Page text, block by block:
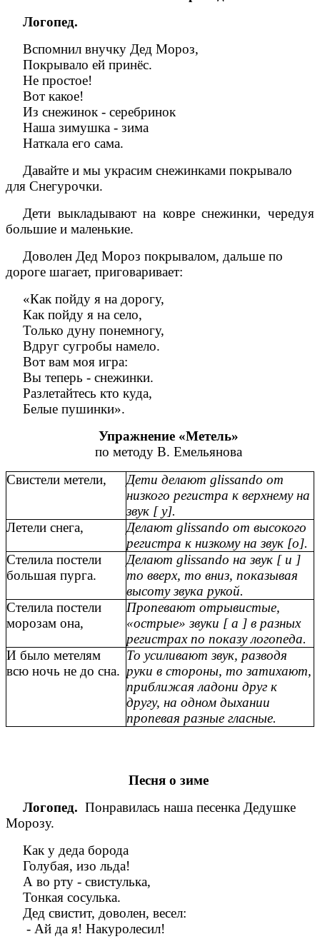
Логопед.
Вспомнил внучку Дед Мороз,
Покрывало ей принёс.
Не простое!
Вот какое!
Из снежинок - серебринок
Наша зимушка - зима
Наткала его сама.
Давайте и мы украсим снежинками покрывало
для Снегурочки.
Дети выкладывают на ковре снежинки, чередуя
большие и маленькие.
Доволен Дед Мороз покрывалом, дальше по
дороге шагает, приговаривает:
«Как пойду я на дорогу,
Как пойду я на село,
Только дуну понемногу,
Вдруг сугробы намело.
Вот вам моя игра:
Вы теперь - снежинки.
Разлетайтесь кто куда,
Белые пушинки».
Упражнение «Метель»
по методу В. Емельянова
Свистели метели,
Дети делают glissando от
низкого регистра к верхнему на
звук [ у].
Летели снега,
Делают glissando от высокого
регистра к низкому на звук [о].
Стелила постели
большая пурга.
Делают glissando на звук [ и ]
то вверх, то вниз, показывая
высоту звука рукой.
Стелила постели
морозам она,
Пропевают отрывистые,
«острые» звуки [ а ] в разных
регистрах по показу логопеда.
И было метелям
всю ночь не до сна.
То усиливают звук, разводя
руки в стороны, то затихают,
приближая ладони друг к
другу, на одном дыхании
пропевая разные гласные.
Песня о зиме
Логопед. Понравилась наша песенка Дедушке
Морозу.
Как у деда борода
Голубая, изо льда!
А во рту - свистулька,
Тонкая сосулька.
Дед свистит, доволен, весел:
- Ай да я! Накуролесил!